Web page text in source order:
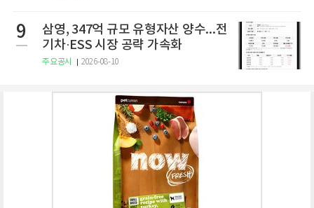
9
삼영, 347억 규모 유형자산 양수...전
기차·ESS 시장 공략 가속화
주요공시 2026-08-10